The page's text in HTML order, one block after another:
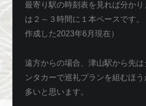
最寄り駅の時刻表を見れば分か
は２～３時間に１本ペースです。
作成した2023年6月現在）
遠方からの場合、津山駅から先は
ンタカーで巡礼プランを組むほ
多いと思います。